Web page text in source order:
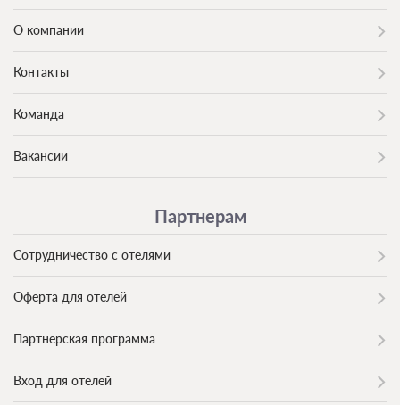
О компании
Контакты
Команда
Вакансии
Партнерам
Сотрудничество с отелями
Оферта для отелей
Партнерская программа
Вход для отелей